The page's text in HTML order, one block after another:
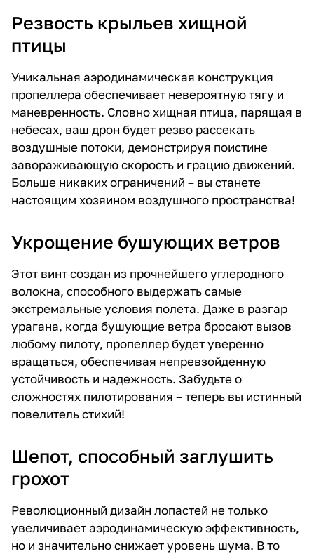
Резвость крыльев хищной
птицы
Уникальная аэродинамическая конструкция
пропеллера обеспечивает невероятную тягу и
маневренность. Словно хищная птица, парящая в
небесах, ваш дрон будет резво рассекать
воздушные потоки, демонстрируя поистине
завораживающую скорость и грацию движений.
Больше никаких ограничений – вы станете
настоящим хозяином воздушного пространства!
Укрощение бушующих ветров
Этот винт создан из прочнейшего углеродного
волокна, способного выдержать самые
экстремальные условия полета. Даже в разгар
урагана, когда бушующие ветра бросают вызов
любому пилоту, пропеллер будет уверенно
вращаться, обеспечивая непревзойденную
устойчивость и надежность. Забудьте о
сложностях пилотирования – теперь вы истинный
повелитель стихий!
Шепот, способный заглушить
грохот
Революционный дизайн лопастей не только
увеличивает аэродинамическую эффективность,
но и значительно снижает уровень шума. В то